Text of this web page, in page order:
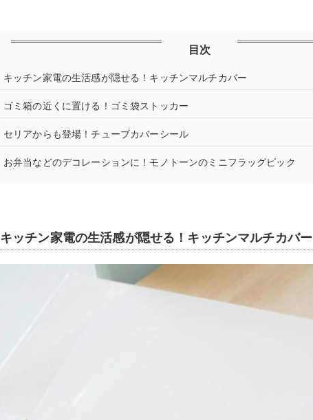
目次
キッチン家電の生活感が隠せる！キッチンマルチカバー
ゴミ箱の近くに置ける！ゴミ袋ストッカー
セリアからも登場！チューブカバーシール
お弁当などのデコレーションに！モノトーンのミニフラッグピック
キッチン家電の生活感が隠せる！キッチンマルチカバー